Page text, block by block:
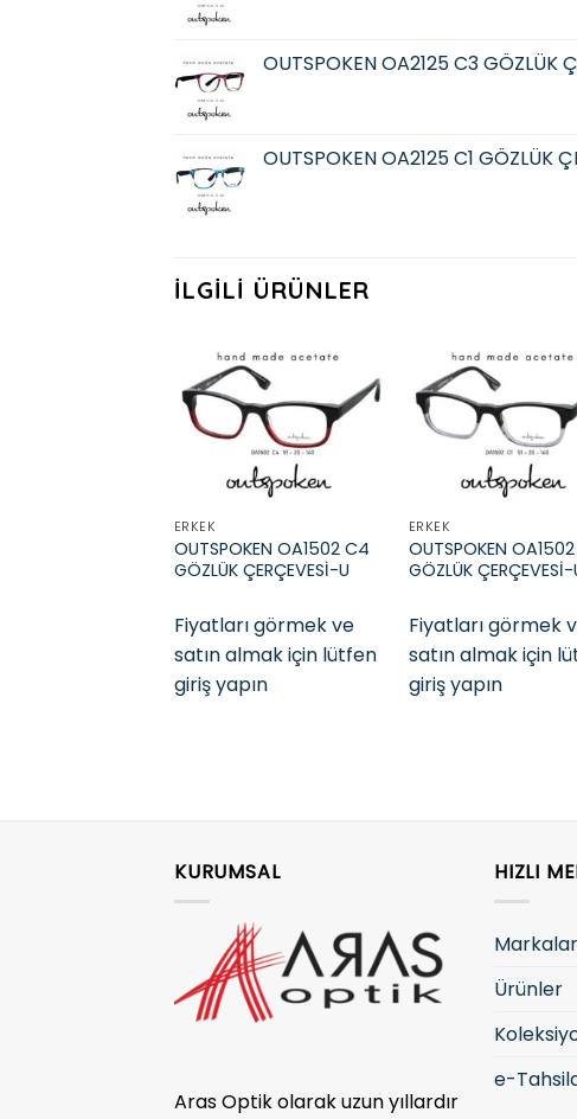
OUTSPOKEN OA2125 C3 GÖZLÜK
OUTSPOKEN OA2125 C1 GÖZLÜK
İLGILI ÜRÜNLER
Add to
ERKEK
OUTSPOKEN OA1502 C4
GÖZLÜK ÇERÇEVESİ-U
Fiyatları görmek ve
satın almak için lütfen
giriş yapın
ERKEK
OUTSPOKEN OA1502
GÖZLÜK ÇERÇEVESİ-
Fiyatları görmek
satın almak için
giriş yapın
KURUMSAL
Aras Optik olarak uzun yıllardır
HIZLI
Markalar
Ürünler
e-